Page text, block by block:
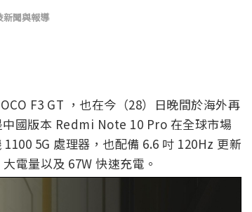
新聞與報導
F3 GT ，也在今（28）日晚間於海外再
中國版本 Redmi Note 10 Pro 在全球市場
5G 處理器，也配備 6.6 吋 120Hz 更新
電量以及 67W 快速充電。